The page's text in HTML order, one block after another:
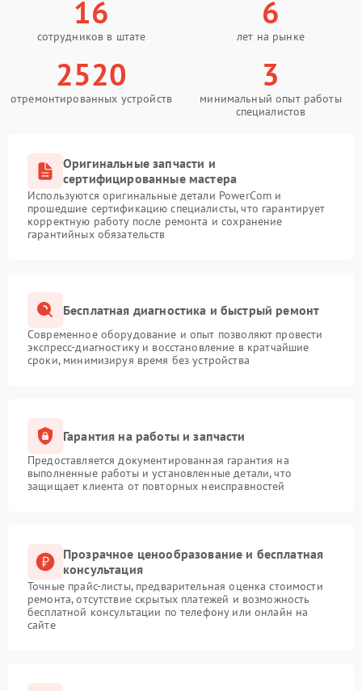
16
сотрудников в штате
6
лет на рынке
2520
отремонтированных устройств
3
минимальный опыт работы
специалистов
Оригинальные запчасти и
сертифицированные мастера
Используются оригинальные детали PowerCom и
прошедшие сертификацию специалисты, что гарантирует
корректную работу после ремонта и сохранение
гарантийных обязательств
Бесплатная диагностика и быстрый ремонт
Современное оборудование и опыт позволяют провести
экспресс-диагностику и восстановление в кратчайшие
сроки, минимизируя время без устройства
Гарантия на работы и запчасти
Предоставляется документированная гарантия на
выполненные работы и установленные детали, что
защищает клиента от повторных неисправностей
Прозрачное ценообразование и бесплатная
консультация
Точные прайс-листы, предварительная оценка стоимости
ремонта, отсутствие скрытых платежей и возможность
бесплатной консультации по телефону или онлайн на
сайте